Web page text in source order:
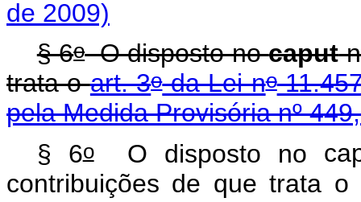
de 2009)
§ 6oO disposto nocaput
trata oart. 3oda Lei no
pela Medida Provisória nº
§ 6oO disposto no
contribuições de que trata o